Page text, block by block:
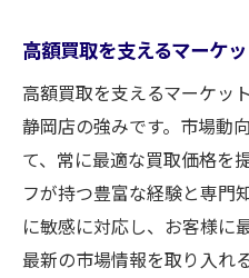
高額買取を支えるマーケ
高額買取を支えるマーケッ
静岡店の強みです。市場動
て、常に最適な買取価格を
フが持つ豊富な経験と専門
に敏感に対応し、お客様に
最新の市場情報を取り入れ